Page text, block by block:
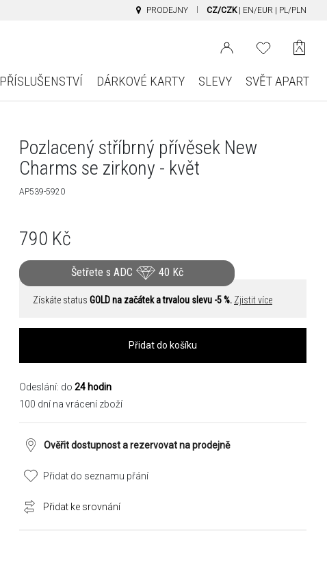
PRODEJNY CZ/CZK EN/EUR PL/PLN
PŘÍSLUŠENSTVÍ DÁRKOVÉ KARTY SLEVY SVĚT APART
Pozlacený stříbrný přívěsek New
Charms se zirkony - květ
AP539-5920
790 Kč
Šetřete s ADC 40 Kč
Získáte status GOLD na začátek a trvalou slevu -5 %. Zjistit více
Přidat do košíku
Odeslání: do 24 hodin
100 dní na vrácení zboží
Ověřit dostupnost a rezervovat na prodejně
Přidat do seznamu přání
Přidat ke srovnání